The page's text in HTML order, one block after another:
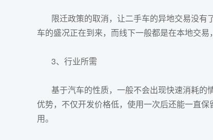
限迁政策的取消，让二手车的异地交易没有
车的盛况正在到来，而线下一般都是在本地交易
3、行业所需
基于汽车的性质，一般不会出现快速消耗的
优势，不仅开发价格低，使用一次后还能一直
用。